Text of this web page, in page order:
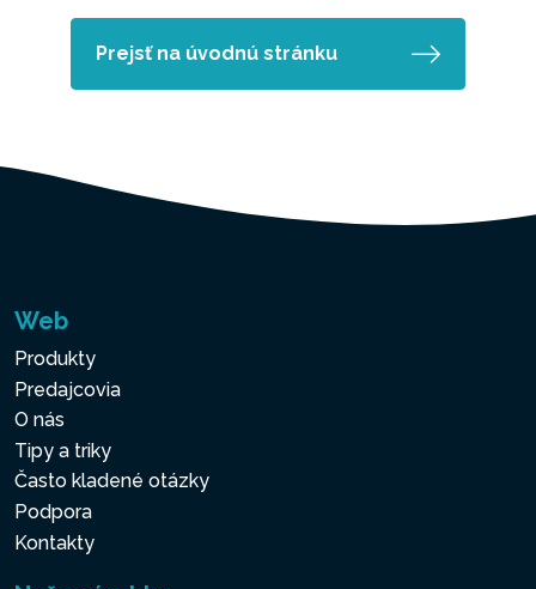
Prejsť na úvodnú stránku
Web
Produkty
Predajcovia
O nás
Tipy a triky
Často kladené otázky
Podpora
Kontakty